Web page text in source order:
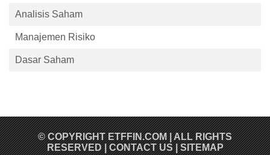
Analisis Saham
Manajemen Risiko
Dasar Saham
© COPYRIGHTETFFIN.COM| ALL RIGHTS
RESERVED |CONTACT US|SITEMAP